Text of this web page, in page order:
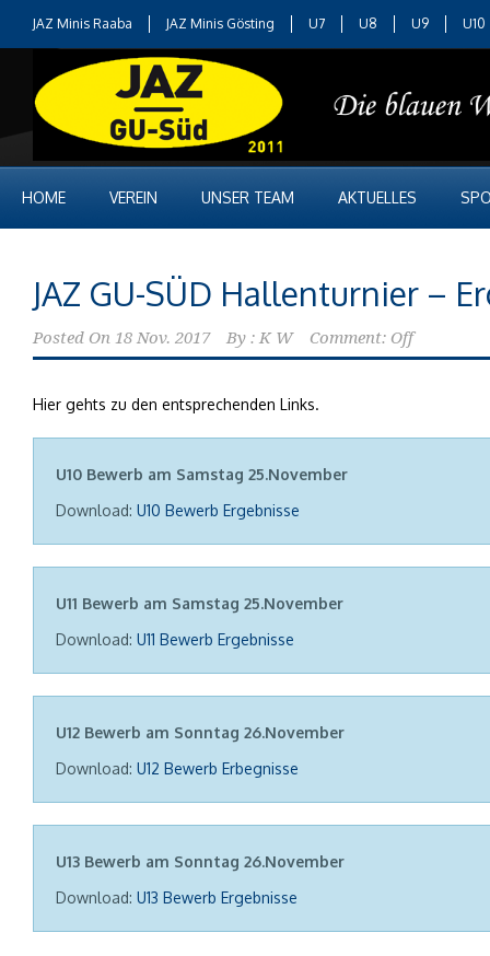
JAZ Minis Raaba JAZ Minis Gösting U7 U8 U9 U10
HOME VEREIN UNSER TEAM AKTUELLES
JAZ GU-SÜD Hallenturnier –
Posted On 18 Nov. 2017 By : K W Comment: Off
Hier gehts zu den entsprechenden Links.
U10 Bewerb am Samstag 25.November
Download: U10 Bewerb Ergebnisse
U11 Bewerb am Samstag 25.November
Download: U11 Bewerb Ergebnisse
U12 Bewerb am Sonntag 26.November
Download: U12 Bewerb Erbegnisse
U13 Bewerb am Sonntag 26.November
Download: U13 Bewerb Ergebnisse